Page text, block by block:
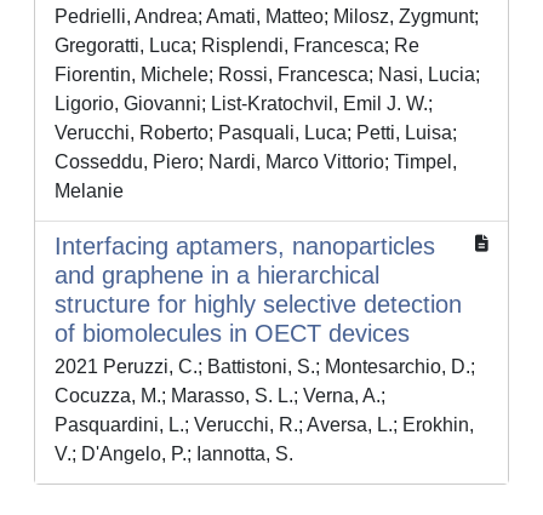
Pedrielli, Andrea; Amati, Matteo; Milosz, Zygmunt;
Gregoratti, Luca; Risplendi, Francesca; Re
Fiorentin, Michele; Rossi, Francesca; Nasi, Lucia;
Ligorio, Giovanni; List-Kratochvil, Emil J. W.;
Verucchi, Roberto; Pasquali, Luca; Petti, Luisa;
Cosseddu, Piero; Nardi, Marco Vittorio; Timpel,
Melanie
Interfacing aptamers, nanoparticles
and graphene in a hierarchical
structure for highly selective detection
of biomolecules in OECT devices
2021 Peruzzi, C.; Battistoni, S.; Montesarchio, D.;
Cocuzza, M.; Marasso, S. L.; Verna, A.;
Pasquardini, L.; Verucchi, R.; Aversa, L.; Erokhin,
V.; D'Angelo, P.; Iannotta, S.